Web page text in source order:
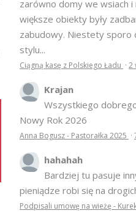
zarówno domy we wsiach i
większe obiekty były
zabudowy. Niestety sporo
stylu...
Ciągną kasę z Polskiego Ładu · 2
Krajan
Wszystkiego
Nowy Rok 2026
Anna Bogusz - Pastorałka 2025 ·
hahahah
Bardziej tu pasuje
pieniądze robi się na
Podpisali umowę na wieżę -